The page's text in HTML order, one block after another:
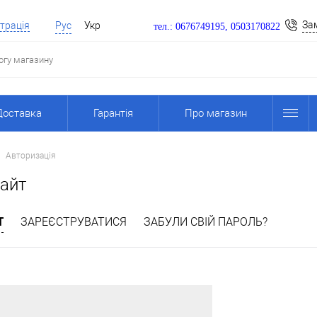
Рус Укр тел.: 0676749195, 0503170822
Гарантія Про магазин
Авторизація
ЗАРЕЄСТРУВАТИСЯ ЗАБУЛИ СВІЙ ПАРОЛЬ?